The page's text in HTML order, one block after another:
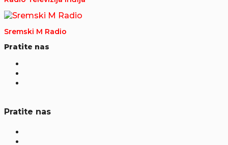
Sremski M Radio
Pratite nas
Pratite nas